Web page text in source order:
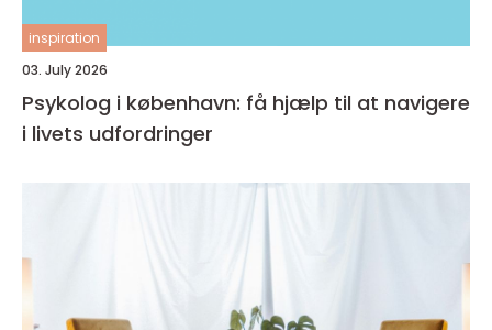
inspiration
03. July 2026
Psykolog i københavn: få hjælp til at navigere
i livets udfordringer